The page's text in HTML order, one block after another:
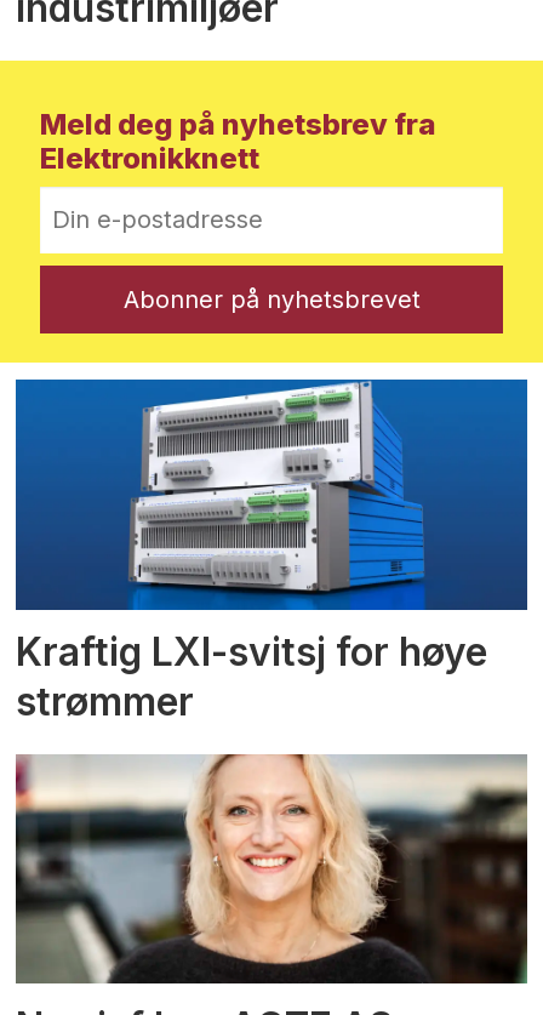
Meld deg på nyhetsbrev fra
Elektronikknett
Kraftig LXI-svitsj for høye
strømmer